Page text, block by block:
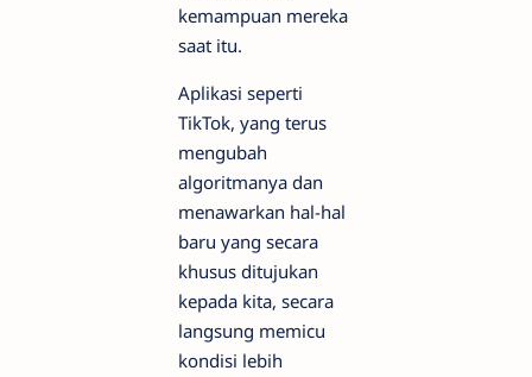
kemampuan mereka
saat itu.
Aplikasi seperti
TikTok, yang terus
mengubah
algoritmanya dan
menawarkan hal-hal
baru yang secara
khusus ditujukan
kepada kita, secara
langsung memicu
kondisi lebih